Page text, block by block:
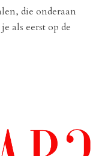
die onderaan
als eerst op de